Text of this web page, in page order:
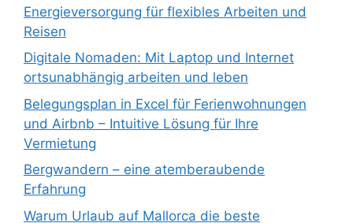
Energieversorgung für flexibles Arbeiten und
Reisen
Digitale Nomaden: Mit Laptop und Internet
ortsunabhängig arbeiten und leben
Belegungsplan in Excel für Ferienwohnungen
und Airbnb – Intuitive Lösung für Ihre
Vermietung
Bergwandern – eine atemberaubende
Erfahrung
Warum Urlaub auf Mallorca die beste